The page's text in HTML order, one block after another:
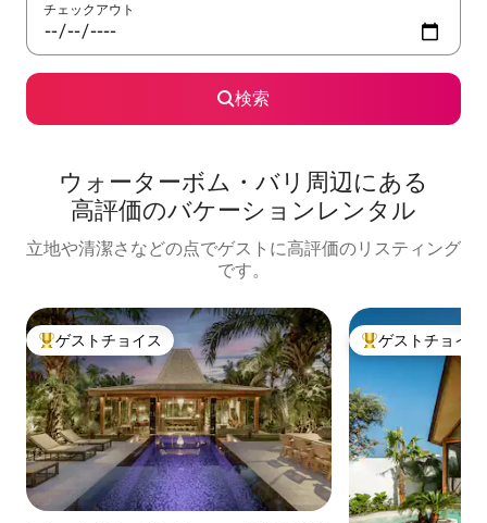
チェックアウト
検索
ウォーターボム・バリ⁠周⁠辺⁠に⁠あ⁠る
高⁠評⁠価⁠のバ⁠ケ⁠ー⁠シ⁠ョ⁠ン⁠レ⁠ン⁠タ⁠ル
立地や清潔さなどの点でゲストに高評価のリスティング
です。
大好評のゲストチョイスです。
ゲストチョイス 大好評のゲスト
ゲストチョイス